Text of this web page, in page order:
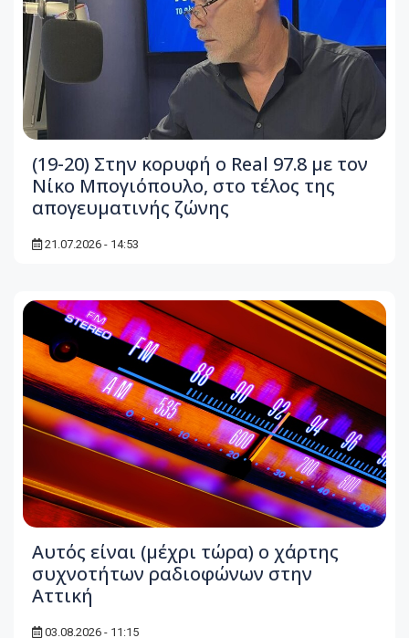
(19-20) Στην κορυφή ο Real 97.8 με τον
Νίκο Μπογιόπουλο, στο τέλος της
απογευματινής ζώνης
21.07.2026 - 14:53
Αυτός είναι (μέχρι τώρα) ο χάρτης
συχνοτήτων ραδιοφώνων στην
Αττική
03.08.2026 - 11:15